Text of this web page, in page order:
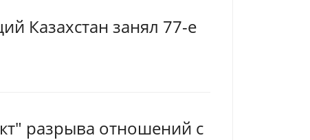
Казахстан занял 77-е
разрыва отношений с